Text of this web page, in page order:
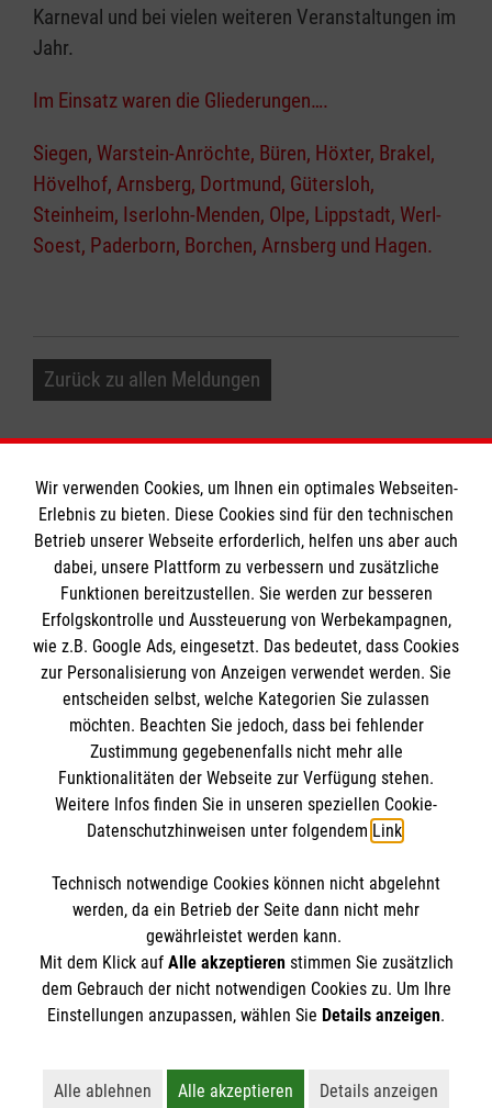
Karneval und bei vielen weiteren Veranstaltungen im
Jahr.
Im Einsatz waren die Gliederungen….
Siegen, Warstein-Anröchte, Büren, Höxter, Brakel,
Hövelhof, Arnsberg, Dortmund, Gütersloh,
Steinheim, Iserlohn-Menden, Olpe, Lippstadt, Werl-
Soest, Paderborn, Borchen, Arnsberg und Hagen.
Zurück zu allen Meldungen
Informationen
Impressum
Datenschutz
Kontakt
Barrierefreiheit
Die Malteser
Malteser in Deutschland
Malteserorden
Sharepoint
Spendenkonto
IBAN: DE37 3706 0120 1201 2160 16
BIC: GENODED1PA7
So finden Sie uns
Kamp 22
33098 Paderborn
Email:paderborn@malteser.org
Der Malteser Hilfsdienst e.V. ist als eingetragene
Gewerbesteuer befreit.
Wir verwenden Cookies, um Ihnen ein optimales Webseiten-
Erlebnis zu bieten. Diese Cookies sind für den technischen
Betrieb unserer Webseite erforderlich, helfen uns aber auch
dabei, unsere Plattform zu verbessern und zusätzliche
Funktionen bereitzustellen. Sie werden zur besseren
Erfolgskontrolle und Aussteuerung von Werbekampagnen,
wie z.B. Google Ads, eingesetzt. Das bedeutet, dass Cookies
zur Personalisierung von Anzeigen verwendet werden. Sie
entscheiden selbst, welche Kategorien Sie zulassen
möchten. Beachten Sie jedoch, dass bei fehlender
Zustimmung gegebenenfalls nicht mehr alle
Funktionalitäten der Webseite zur Verfügung stehen.
Weitere Infos finden Sie in unseren speziellen Cookie-
Datenschutzhinweisen unter folgendem Link.
Technisch notwendige Cookies können nicht abgelehnt
werden, da ein Betrieb der Seite dann nicht mehr
gewährleistet werden kann.
Mit dem Klick auf Alle akzeptierenstimmen Sie zusätzlich
dem Gebrauch der nicht notwendigen Cookies zu. Um Ihre
Einstellungen anzupassen, wählen Sie Details anzeigen.
Alle ablehnen
Alle akzeptieren
Details anzeigen